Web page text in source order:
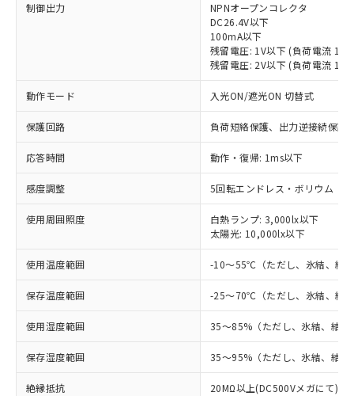
制御出力
NPNオープンコレクタ
DC26.4V以下
100mA以下
残留電圧: 1V以下 (負荷電流
残留電圧: 2V以下 (負荷電流 10
動作モード 入光ON/遮光ON 切替式
保護回路 負荷短絡保護、出力逆接続保護
応答時間 動作・復帰: 1ms以下
感度調整 5回転エンドレス・ボリウム
使用周囲照度
白熱ランプ: 3,000lx以下
太陽光: 10,000lx以下
使用温度範囲 -10～55℃（ただし、氷結、結
保存温度範囲 -25～70℃（ただし、氷結、結
使用湿度範囲 35～85%（ただし、氷結、結露
保存湿度範囲 35～95%（ただし、氷結、結露
絶縁抵抗 20MΩ以上(DC500Vメガにて)
以下の条件をお読みいただき、同意のうえ
本サービスは、当社制御機器事業取扱
商品の当社在庫状況および標準価格
(税抜)を提供させていただくもので
当社制御機器事業取扱商品の中には、
ことをご了承ください。
在庫状況および標準価格照会結果は、
タに基づき作成されるものであり、閲
対応済み：EU RoHS指令（10物質）の
非含有に対応した製品が提供可能な商品で
対応予定：EU RoHS指令（10物質）の非含
有に対応した製品に切り替える予定のある
商品です。
対応予定なし：EU RoHS指令（10物質）の
非含有に非対応の商品で、対応品を出す予
調査・確認中：EU RoHS指令（10物質）の
非含有の対応状況を調査中または確認中の
商品です。
非該当品：ライセンス料など無形物で、有
害物質有無と関係のない商品です。
仕入先様の事情により、非含有部品として
いたものが、含有品と判明した場合などや
むを得ず変更することがあります。
鉛(Pb) 1000ppm以下、 水銀(Hg) 1000ppm以下、 カド
「○」：最大均質材料含有率が中国RoHSの
基準値以下であることを示します。
「×」：最大均質材料含有率が中国RoHSの
基準値を超えていることを示します。
「－」：未確認です。当社販売部門へお問
い合わせください。
*中国RoHS10物質の基準値 (GB/T26572)：
当社は、これら貴社製品のうち、外国
為替および外国貿易法に定める商品
（以下｢規制貨物等」という）を輸出